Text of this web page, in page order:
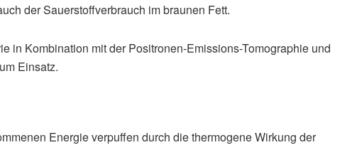
der Sauerstoffverbrauch im braunen Fett.
in Kombination mit der Positronen-Emissions-Tomographie und
Einsatz.
Energie verpuffen durch die thermogene Wirkung der